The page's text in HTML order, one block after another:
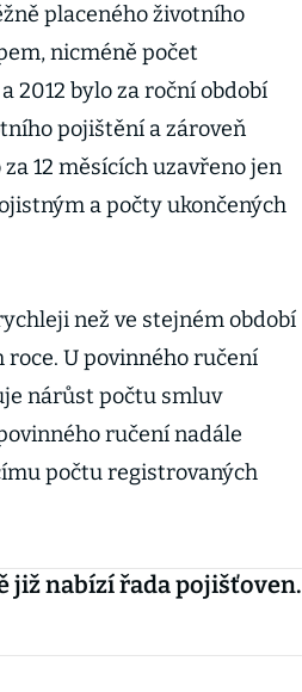
placeného životního
nicméně počet
2012 bylo za roční období
pojištění a zároveň
12 měsících uzavřeno jen
a počty ukončených
než ve stejném období
U povinného ručení
nárůst počtu smluv
ručení nadále
počtu registrovaných
již nabízí řada pojišťoven.